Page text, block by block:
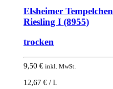
Elsheimer Tempelchen
Riesling I (8955)
trocken
9,50 € inkl. MwSt.
12,67 € / L